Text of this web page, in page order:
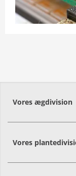
Vores ægdivision
Vores